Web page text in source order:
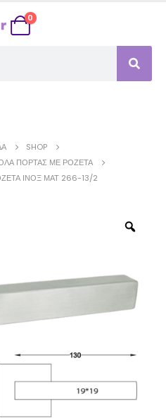
0
SHOP
ΠΌΡΤΑΣ ΜΕ ΡΟΖΈΤΑ
ΊΝΟΞ ΜΑΤ 266-13/2